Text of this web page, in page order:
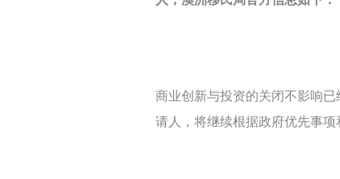
商业创新与投资的关闭不影响
请人，将继续根据政府优先事项